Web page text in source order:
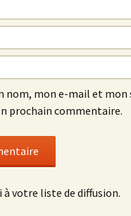
nom, mon e-mail et mon
prochain commentaire.
votre liste de diffusion.